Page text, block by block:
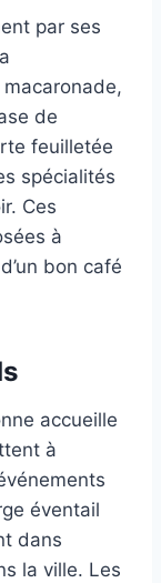
par ses
macaronade,
de
feuilletée
spécialités
Ces
à
bon café
accueille
à
éventail
dans
la ville. Les